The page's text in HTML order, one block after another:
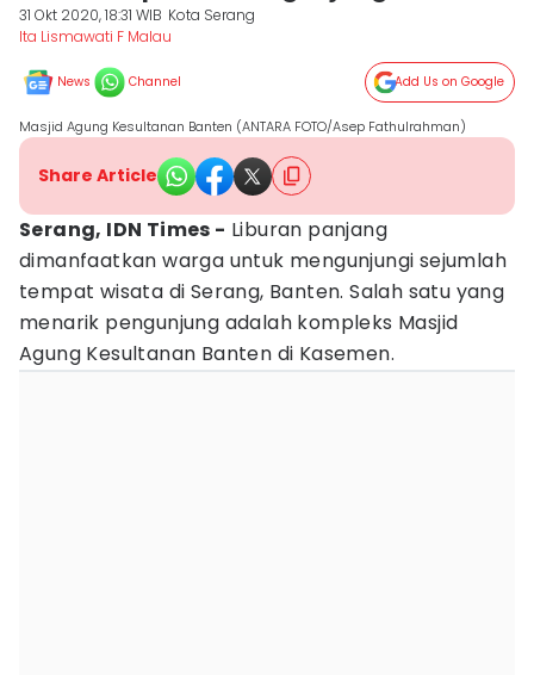
31 Okt 2020, 18:31 WIB Kota Serang
Ita Lismawati F Malau
News Channel Add Us on Google
Masjid Agung Kesultanan Banten (ANTARA FOTO/Asep Fathulrahman)
Share Article
Serang, IDN Times - Liburan panjang
dimanfaatkan warga untuk mengunjungi sejumlah
tempat wisata di Serang, Banten. Salah satu yang
menarik pengunjung adalah kompleks Masjid
Agung Kesultanan Banten di Kasemen.